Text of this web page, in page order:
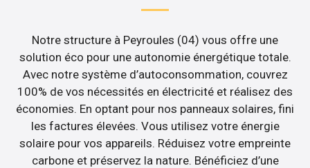
Notre structure à Peyroules (04) vous offre une
solution éco pour une autonomie énergétique totale.
Avec notre système d’autoconsommation, couvrez
100% de vos nécessités en électricité et réalisez des
économies. En optant pour nos panneaux solaires, fini
les factures élevées. Vous utilisez votre énergie
solaire pour vos appareils. Réduisez votre empreinte
carbone et préservez la nature. Bénéficiez d’une